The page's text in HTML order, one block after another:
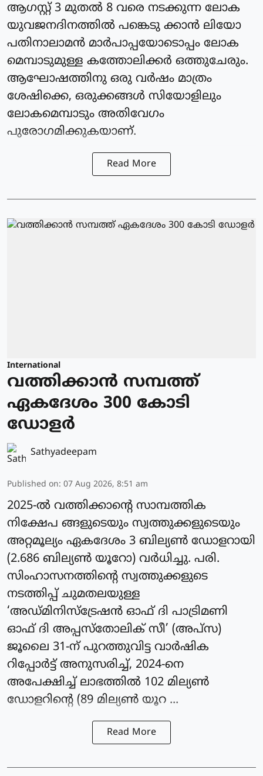
ആഗസ്റ്റ് 3 മുതല്‍ 8 വരെ നടക്കുന്ന ലോക
യുവജനദിനത്തില്‍ പങ്കെടു ക്കാന്‍ ലിയോ
പതിനാലാമന്‍ മാര്‍പാപ്പയോടൊപ്പം ലോക
മെമ്പാടുമുള്ള കത്തോലിക്കര്‍ ഒത്തുചേരും.
ആഘോഷത്തിനു ഒരു വര്‍ഷം മാത്രം
ശേഷിക്കെ, ഒരുക്കങ്ങള്‍ സിയോളിലും
ലോകമെമ്പാടും അതിവേഗം
പുരോഗമിക്കുകയാണ്.
Read More
International
വത്തിക്കാന്‍ സമ്പത്ത്
ഏകദേശം 300 കോടി
ഡോളര്‍
Sathyadeepam
Published on: 07 Aug 2026, 8:51 am
2025-ല്‍ വത്തിക്കാന്റെ സാമ്പത്തിക
നിക്ഷേപ ങ്ങളുടെയും സ്വത്തുക്കളുടെയും
അറ്റമൂല്യം ഏകദേശം 3 ബില്യണ്‍ ഡോളറായി
(2.686 ബില്യണ്‍ യൂറോ) വർധിച്ചു. പരി.
സിംഹാസനത്തിന്റെ സ്വത്തുക്കളുടെ
നടത്തിപ്പ് ചുമതലയുള്ള
‘അഡ്മിനിസ്‌ട്രേഷന്‍ ഓഫ് ദി പാട്രിമണി
ഓഫ് ദി അപ്പസ്‌തോലിക് സീ’ (അപ്‌സ)
ജൂലൈ 31-ന് പുറത്തുവിട്ട വാര്‍ഷിക
റിപ്പോര്‍ട്ട് അനുസരിച്ച്, 2024-നെ
അപേക്ഷിച്ച് ലാഭത്തില്‍ 102 മില്യണ്‍
ഡോളറിന്റെ (89 മില്യണ്‍ യൂറ ...
Read More